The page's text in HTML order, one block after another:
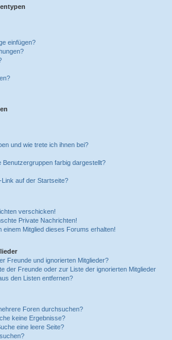
einfügen?
und wie trete ich ihnen bei?
farbig dargestellt?
Link auf der Startseite?
verschicken!
Private Nachrichten!
einem Mitglied dieses Forums erhalten!
Freunde und ignorierten Mitglieder?
der Freunde oder zur Liste der ignorierten Mitglieder
den Listen entfernen?
Foren durchsuchen?
keine Ergebnisse?
eine leere Seite?